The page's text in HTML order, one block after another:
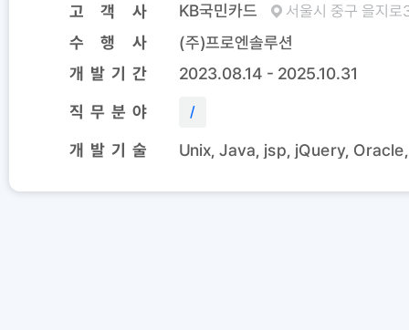
고 객 사 KB국민카드 서울시 중구 을지로
수 행 사
(주)프로엔솔루션
개 발 기 간
2023.08.14 - 2025.10.31
직 무 분 야
/
개 발 기 술 Unix, Java, jsp, jQuery,